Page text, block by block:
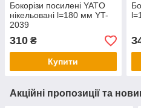
Бокорізи посилені YATO
нікельовані l=180 мм YT-
2039
310 ₴
Купити
Акційні пропозиції та